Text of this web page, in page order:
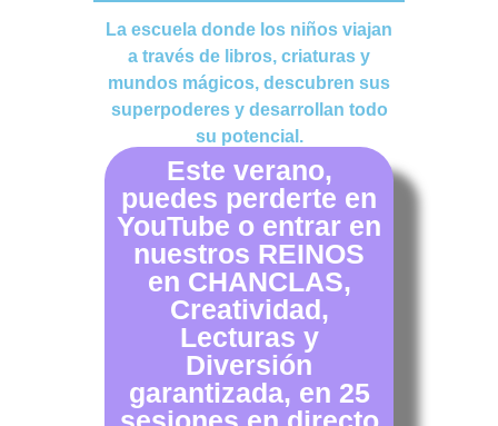
La escuela donde los niños viajan
a través de libros, criaturas y
mundos mágicos, descubren sus
superpoderes y desarrollan todo
su potencial.
Este verano,
puedes perderte en
YouTube o entrar en
nuestros REINOS
en CHANCLAS,
Creatividad,
Lecturas y
Diversión
garantizada, en 25